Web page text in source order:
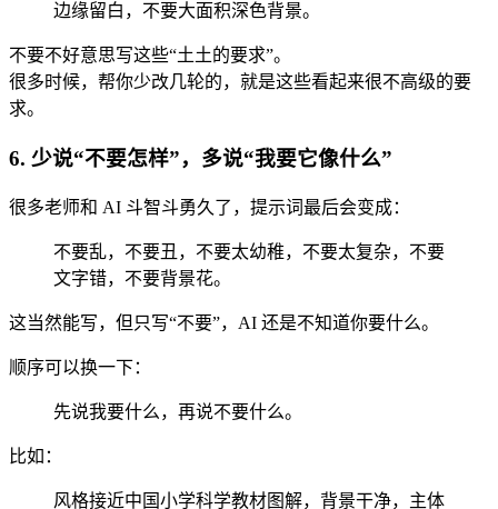
边缘留白，不要大面积深色背景。
不要不好意思写这些“土土的要求”。
很多时候，帮你少改几轮的，就是这些看起来很不高级的要
求。
6. 少说“不要怎样”，多说“我要它像什么”
很多老师和 AI 斗智斗勇久了，提示词最后会变成：
不要乱，不要丑，不要太幼稚，不要太复杂，不要
文字错，不要背景花。
这当然能写，但只写“不要”，AI 还是不知道你要什么。
顺序可以换一下：
先说我要什么，再说不要什么。
比如：
风格接近中国小学科学教材图解，背景干净，主体